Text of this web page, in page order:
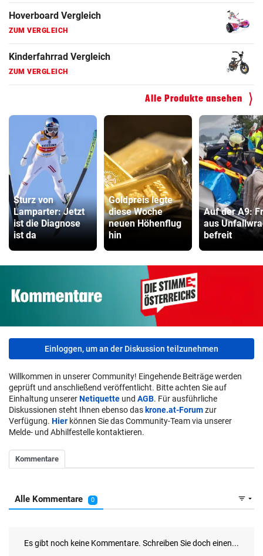
Hoverboard Vergleich
ZUM VERGLEICH
Kinderfahrrad Vergleich
ZUM VERGLEICH
Alle Produkte ansehen
Sturz von
Lamparter: Jetzt
ist die Diagnose
ist da
Goldpreis legte
diese Woche
neuen Höhenflug
hin
Auf der A9:
aus
befreit
Einloggen, um an der Diskussion teilzunehmen
Willkommen in unserer Community! Eingehende Beiträge werden
geprüft und anschließend veröffentlicht. Bitte achten Sie auf
Einhaltung unsererNetiquette und AGB. Für ausführliche
Diskussionen steht Ihnen ebenso das krone.at-Forumzur
Verfügung. Hier können Sie das Community-Team via unserer
Melde- und Abhilfestelle kontaktieren.